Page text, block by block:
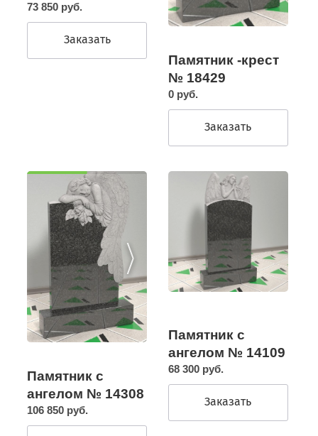
73 850 руб.
Заказать
Памятник -крест
№ 18429
0 руб.
Заказать
Памятник с
ангелом № 14308
106 850 руб.
Памятник с
ангелом № 14109
68 300 руб.
Заказать